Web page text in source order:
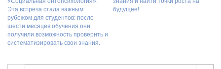
Эта встреча стала важным
рубежом для студентов: после
шести месяцев обучения они
получили возможность проверить и
систематизировать свои знания.
будущее!